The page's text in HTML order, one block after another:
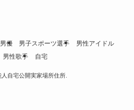
男優 男子スポーツ選手
男性アイドル
男性歌手
自宅
自宅公開実家場所住所.